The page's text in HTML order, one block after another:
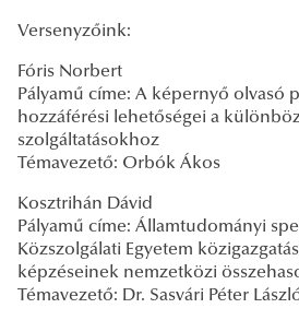
Versenyzőink:
Fóris Norbert
Pályamű címe: A képernyő olvasó
hozzáférési lehetőségei a
szolgáltatásokhoz
Témavezető: Orbók Ákos
Kosztrihán Dávid
Pályamű címe: Államtudományi
Közszolgálati Egyetem
képzéseinek nemzetközi
Témavezető: Dr. Sasvári Péter